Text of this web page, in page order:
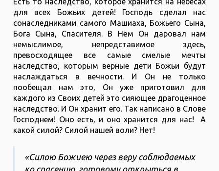
для всех Божьих детей! Господь сделал нас
сонаследниками самого Машиаха, Божьего Сына,
Бога Сына, Спасителя. В Нём Он даровал нам
немыслимое, непредставимое здесь,
превосходящее все самые смелые мечты
наследство, которым верные дети Божьи будут
наслаждаться в вечности. И Он не только
пообещал нам это, Он уже приготовил для
каждого из Своих детей это сияющее драгоценное
наследство. И Он хранит его. Так написано в Слове
Господнем! Оно есть, и оно хранится для нас! А
какой силой? Силой нашей воли? Нет!
«Силою Божиею через веру соблюдаемых